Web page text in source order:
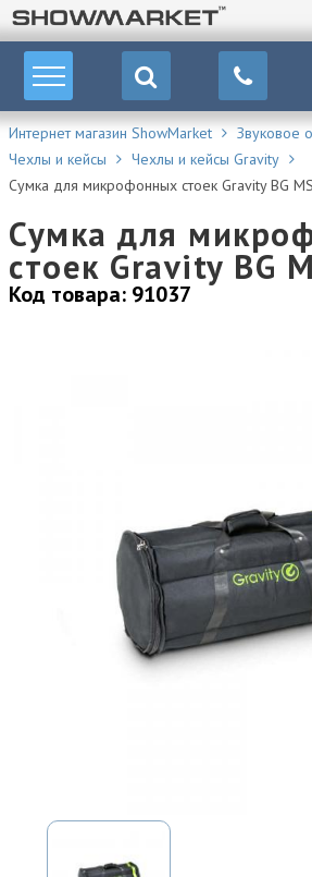
Интернет магазин ShowMarket
Звуковое
Чехлы и кейсы
Чехлы и кейсы Gravity
Сумка для микрофонных стоек Gravity BG
Сумка для
стоек Gravity BG
Код товара: 91037